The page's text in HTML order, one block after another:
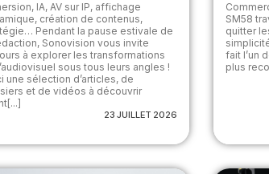
IA, AV sur IP, affichage
création de contenus,
Pendant la pause estivale de
Sonovision vous invite
à explorer les transformations
sous tous leurs angles !
une sélection d’articles, de
et de vidéos à découvrir
23 JUILLET 2026
SM58
quitter
fait l’un
plus